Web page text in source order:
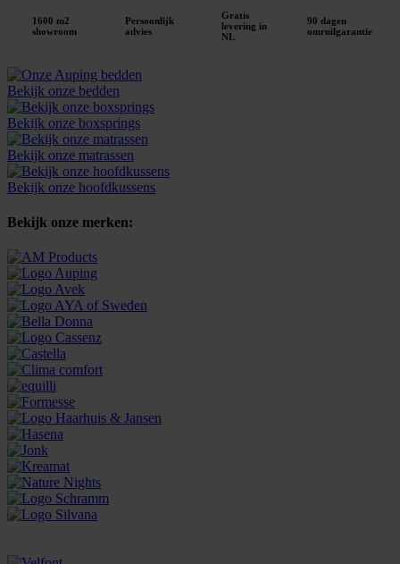
1600 m2
showroom
Persoonlijk
advies
Gratis
levering in
NL
90 dagen
omruilgarantie
Bekijk onze bedden
Bekijk onze boxsprings
Bekijk onze matrassen
Bekijk onze hoofdkussens
Bekijk onze merken: